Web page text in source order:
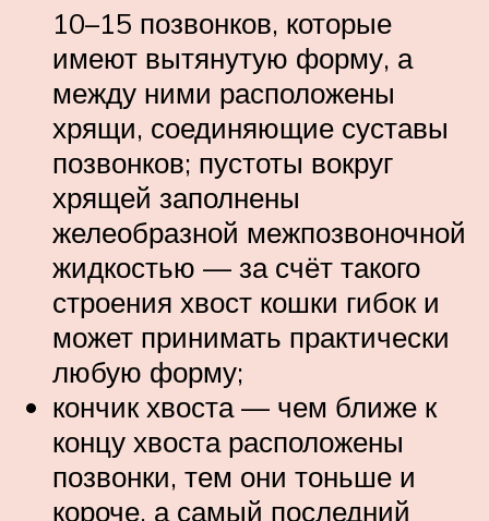
10–15 позвонков, которые
имеют вытянутую форму, а
между ними расположены
хрящи, соединяющие суставы
позвонков; пустоты вокруг
хрящей заполнены
желеобразной межпозвоночной
жидкостью — за счёт такого
строения хвост кошки гибок и
может принимать практически
любую форму;
кончик хвоста — чем ближе к
концу хвоста расположены
позвонки, тем они тоньше и
короче, а самый последний